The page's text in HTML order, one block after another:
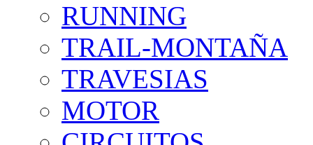
RUNNING
TRAIL-MONTAÑA
TRAVESIAS
MOTOR